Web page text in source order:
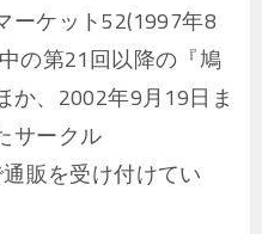
ーケット52(1997年8
の第21回以降の『鳩
か、2002年9月19日ま
サークル
販を受け付けてい